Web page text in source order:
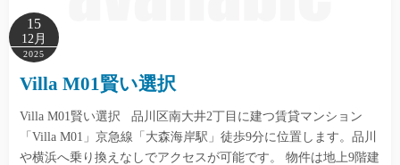
15
12月
2025
Villa M01賢い選択
Villa M01賢い選択 品川区南大井2丁目に建つ賃貸マンション
「Villa M01」京急線「大森海岸駅」徒歩9分に位置します。品川
や横浜へ乗り換えなしでアクセスが可能です。 物件は地上9階建